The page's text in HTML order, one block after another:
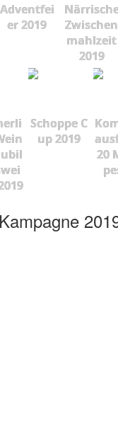
Adventfei
er 2019
Zwischen
mahlzeit
2019
Schoppe C
up 2019
20
Kampagne